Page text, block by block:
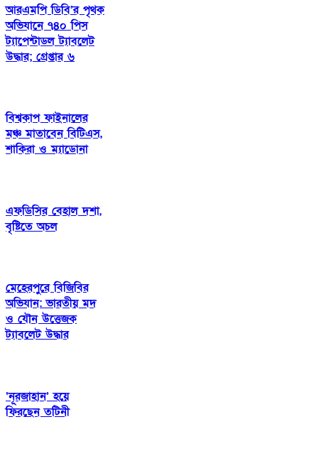
আরএমপি ডিবি’র পৃথক
অভিযানে ৭৪০ পিস
ট্যাপেন্টাডল ট্যাবলেট
উদ্ধার; গ্রেপ্তার ৬
বিশ্বকাপ ফাইনালের
মঞ্চ মাতাবেন বিটিএস,
শাকিরা ও ম্যাডোনা
এফডিসির বেহাল দশা,
বৃষ্টিতে অচল
মেহেরপুরে বিজিবির
অভিযান: ভারতীয় মদ
ও যৌন উত্তেজক
ট্যাবলেট উদ্ধার
‘নূরজাহান’ হয়ে
ফিরছেন তটিনী